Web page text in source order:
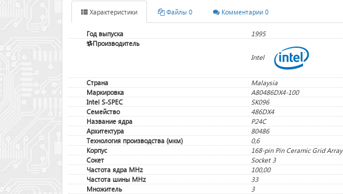
Характеристики Файлы 0 Комментарии 0
Год выпуска
1995
Производитель
Intel
Страна
Malaysia
Маркировка
A80486DX4-100
Intel S-SPEC
SK096
Семейство
486DX4
Название ядра
P24C
Архитектура
80486
Технология производства (мкм)
0,6
Корпус
168-pin Pin Ceramic Grid Array
Сокет
Socket 3
Частота ядра MHz
100,00
Частота шины MHz
33
Множитель
3